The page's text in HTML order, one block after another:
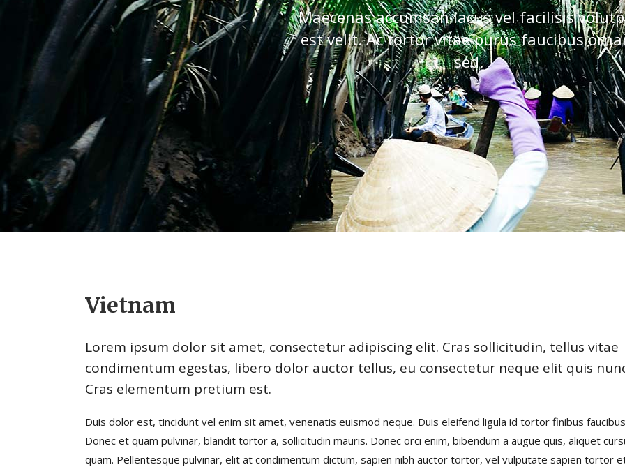
Maecenas accumsan lacus vel facilisis
est velit. Ac tortor vitae purus faucibus
sed.
Vietnam
Lorem ipsum dolor sit amet, consectetur adipiscing elit. Cras sollicitudin, tellus vitae
condimentum egestas, libero dolor auctor tellus, eu consectetur neque elit quis
Cras elementum pretium est.
Duis dolor est, tincidunt vel enim sit amet, venenatis euismod neque. Duis eleifend ligula id tortor finibus
Donec et quam pulvinar, blandit tortor a, sollicitudin mauris. Donec orci enim, bibendum a augue quis, aliquet
quam. Pellentesque pulvinar, elit at condimentum dictum, sapien nibh auctor tortor, vel vulputate sapien tortor